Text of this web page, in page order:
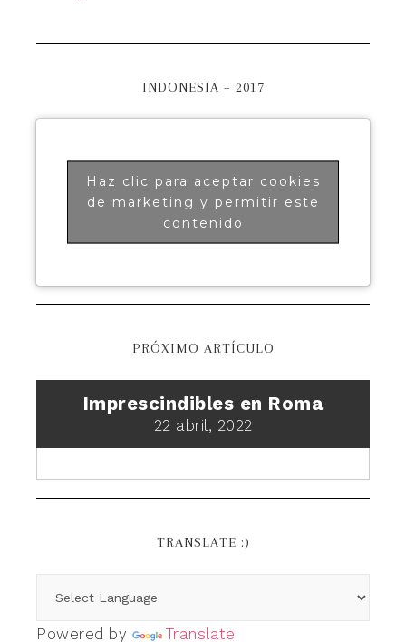
INDONESIA – 2017
Haz clic para aceptar cookies
de marketing y permitir este
contenido
PRÓXIMO ARTÍCULO
Imprescindibles en Roma
22 abril, 2022
TRANSLATE :)
Powered by Translate